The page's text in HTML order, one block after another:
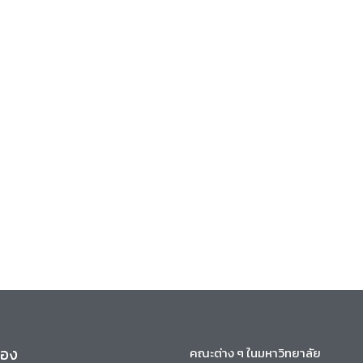
ง คณะต่าง ๆ ในมหาวิทยาลัย